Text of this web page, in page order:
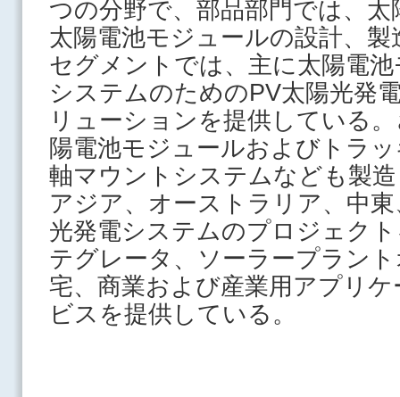
つの分野で、部品部門では、
太陽電池モジュールの設計、
セグメントでは、主に太陽電
システムのためのPV太陽光発
リューションを提供している
陽電池モジュールおよびトラ
軸マウントシステムなども製
アジア、オーストラリア、中
光発電システムのプロジェク
テグレータ、ソーラープラン
宅、商業および産業用アプリ
ビスを提供している。